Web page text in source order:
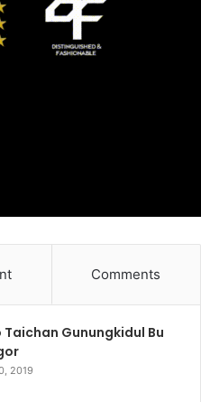
Comments
Taichan Gunungkidul Bu
2019